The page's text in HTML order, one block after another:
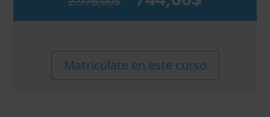
2.976,00$.
744,00$.
Internacional
Matricúlate en este curso